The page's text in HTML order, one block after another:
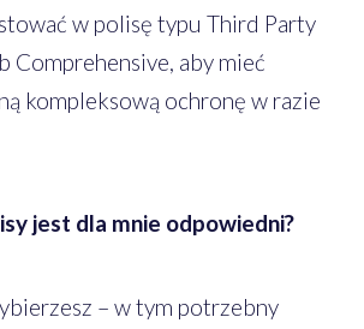
w polisę typu Third Party
Comprehensive, aby mieć
kompleksową ochronę w razie
jest dla mnie odpowiedni?
– w tym potrzebny